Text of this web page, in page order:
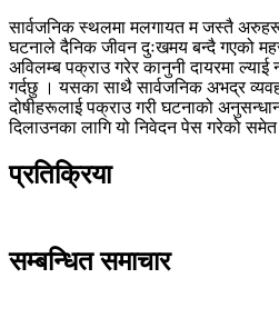
सार्वजनिक स्थलमा मलगायत म जस्तै
घटनाले दैनिक जीवन दुःखमय बन्दै गएको
अविलम्ब पक्राउ गरेर कानुनी दायरमा ल्याई
गर्दछु । यसका साथै सार्वजनिक अभद्र
दोषीहरूलाई पक्राउ गरी घटनाको अनुसन्धान
दिलाउनका लागि यो निवेदन पेस गरेको
प्रतिक्रिया
सम्बन्धित समाचार